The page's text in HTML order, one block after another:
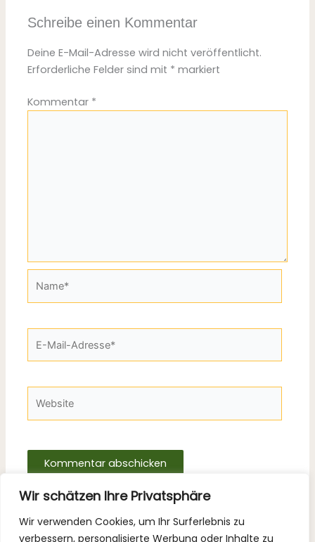
Wir schätzen Ihre Privatsphäre
Wir verwenden Cookies, um Ihr Surferlebnis zu
verbessern, personalisierte Werbung oder Inhalte zu
Schreibe einen Kommentar
Deine E-Mail-Adresse wird nicht veröffentlicht.
Erforderliche Felder sind mit * markiert
Kommentar *
Mail-